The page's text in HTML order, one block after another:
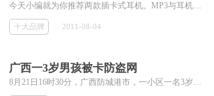
今天小编就为你推荐两款插卡式耳机。MP3与耳机本是一对拆不开的设备，用户无论走到哪这两个设备均会带在身上，但耳机的线材总是给我们带来这样或那样的麻烦，今天小编为你带来的两款插卡式耳机将它们合在一起，给你意想不到的方便。
十大品牌 2011-08-04
广西一3岁男孩被卡防盗网
8月21日16时30分，广西防城港市，一小区一名3岁的男孩挂在2楼窗台防盗网上，身体悬在6米空中，邻居一名男子爬到约2米高的人字梯上，用...